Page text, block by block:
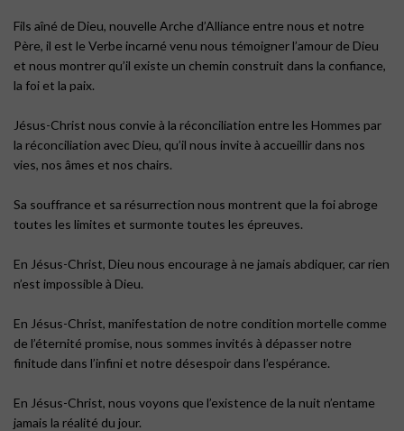
Fils aîné de Dieu, nouvelle Arche d’Alliance entre nous et notre
Père, il est le Verbe incarné venu nous témoigner l’amour de Dieu
et nous montrer qu’il existe un chemin construit dans la confiance,
la foi et la paix.
Jésus-Christ nous convie à la réconciliation entre les Hommes par
la réconciliation avec Dieu, qu’il nous invite à accueillir dans nos
vies, nos âmes et nos chairs.
Sa souffrance et sa résurrection nous montrent que la foi abroge
toutes les limites et surmonte toutes les épreuves.
En Jésus-Christ, Dieu nous encourage à ne jamais abdiquer, car rien
n’est impossible à Dieu.
En Jésus-Christ, manifestation de notre condition mortelle comme
de l’éternité promise, nous sommes invités à dépasser notre
finitude dans l’infini et notre désespoir dans l’espérance.
En Jésus-Christ, nous voyons que l’existence de la nuit n’entame
jamais la réalité du jour.